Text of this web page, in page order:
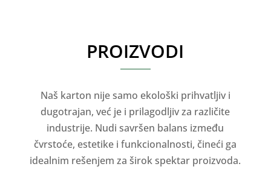
PROIZVODI
Naš karton nije samo ekološki prihvatljiv i
dugotrajan, već je i prilagodljiv za različite
industrije. Nudi savršen balans između
čvrstoće, estetike i funkcionalnosti, čineći ga
idealnim rešenjem za širok spektar proizvoda.